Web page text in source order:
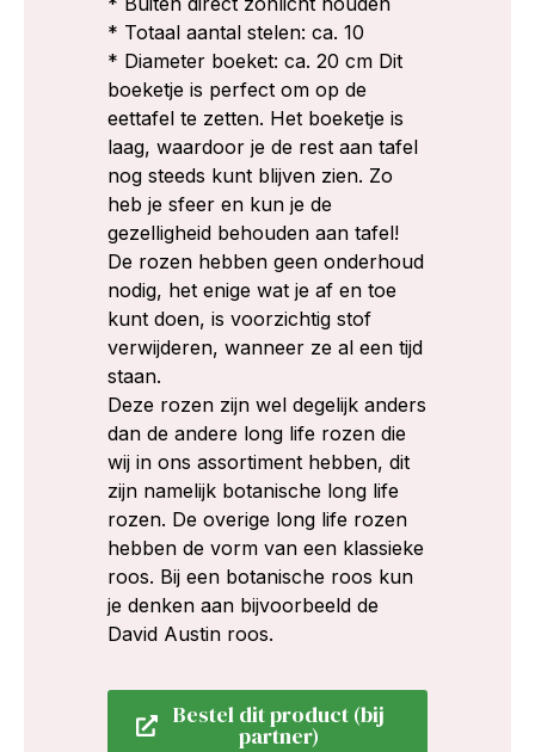
* Totaal aantal stelen: ca. 10
* Diameter boeket: ca. 20 cm Dit
boeketje is perfect om op de
eettafel te zetten. Het boeketje is
laag, waardoor je de rest aan tafel
nog steeds kunt blijven zien. Zo
heb je sfeer en kun je de
gezelligheid behouden aan tafel!
De rozen hebben geen onderhoud
nodig, het enige wat je af en toe
kunt doen, is voorzichtig stof
verwijderen, wanneer ze al een tijd
staan.
Deze rozen zijn wel degelijk anders
dan de andere long life rozen die
wij in ons assortiment hebben, dit
zijn namelijk botanische long life
rozen. De overige long life rozen
hebben de vorm van een klassieke
roos. Bij een botanische roos kun
je denken aan bijvoorbeeld de
David Austin roos.
Bestel dit product (bij
partner)